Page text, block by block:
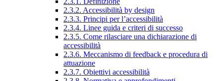
2.3.2. Accessibilità by design
2.3.3. Principi per l’accessibilità
2.3.4. Linee guida e criteri di successo
2.3.5. Come rilasciare una dichiarazione di
accessibilità
2.3.6. Meccanismo di feedback e procedura di
attuazione
2.3.7. Obiettivi accessibilità